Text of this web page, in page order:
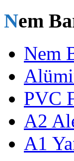
Nem
Nem
PVC
A2
A1